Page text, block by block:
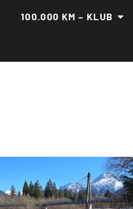
100.000 KM – KLUB